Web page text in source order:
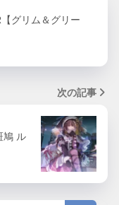
【グリム＆グリー
次の記事
鳩 ル